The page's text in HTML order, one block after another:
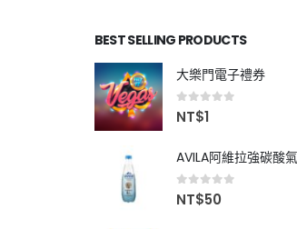
BEST SELLING PRODUCTS
大樂門電子禮券
0 out of 5
NT$1
0 out of 5
NT$50